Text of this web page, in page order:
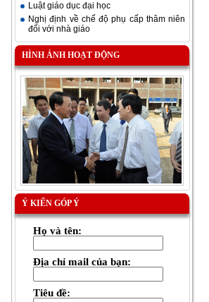
Luật giáo dục đại học
Nghị định về chế độ phụ cấp thâm niên
đối với nhà giáo
HÌNH ẢNH HOẠT ĐỘNG
Ý KIẾN GÓP Ý
Họ và tên:
Địa chỉ mail của bạn:
Tiêu đề: